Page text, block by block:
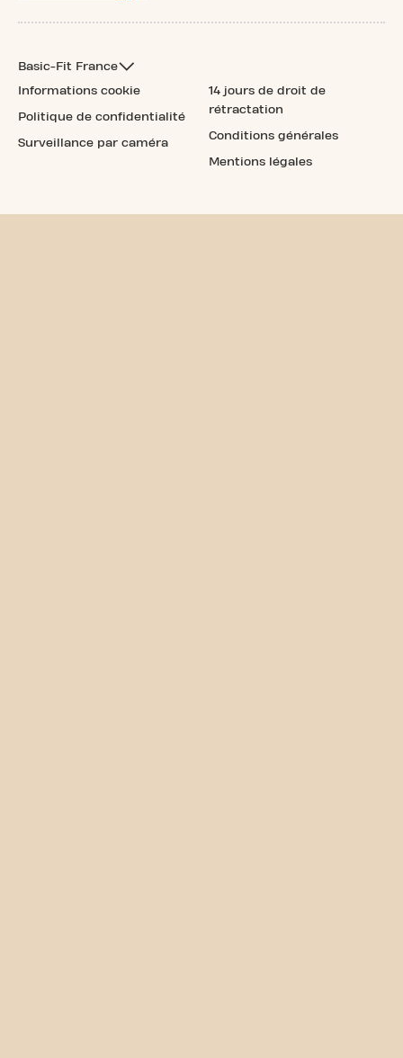
Basic-Fit France
Informations cookie
Politique de confidentialité
Surveillance par caméra
14 jours de droit de
rétractation
Conditions générales
Mentions légales